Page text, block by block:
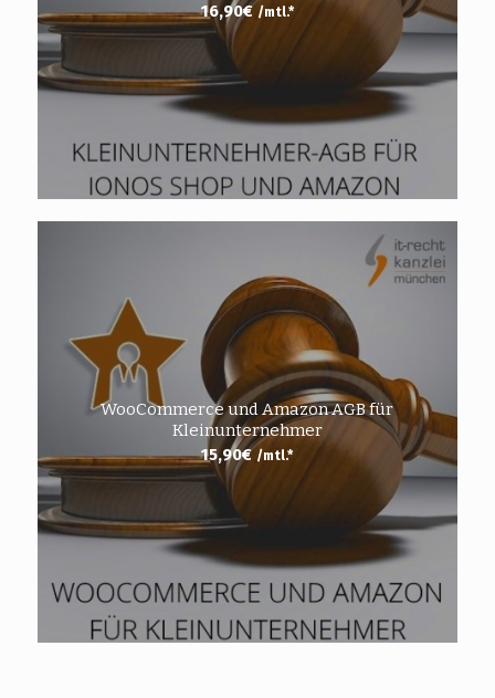
16,90€ /mtl.*
WooCommerce und Amazon AGB für
Kleinunternehmer
15,90€ /mtl.*